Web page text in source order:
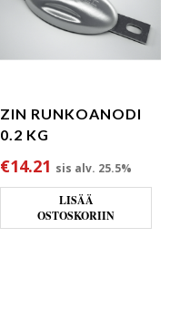
ZIN RUNKOANODI
0.2 KG
€14.21 sis alv. 25.5%
LISÄÄ
OSTOSKORIIN